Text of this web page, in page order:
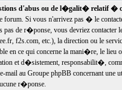
d'abus ou de l�galit� relatif �
forum. Si vous n'arrivez pas � le
pas de r�ponse, vous devriez
f2s.com, etc.), la direction ou le
en ce qui concerne la mani�re, le
et d�sistement, responsabilit�,
au Groupe phpBB concernant une
r�ponse.